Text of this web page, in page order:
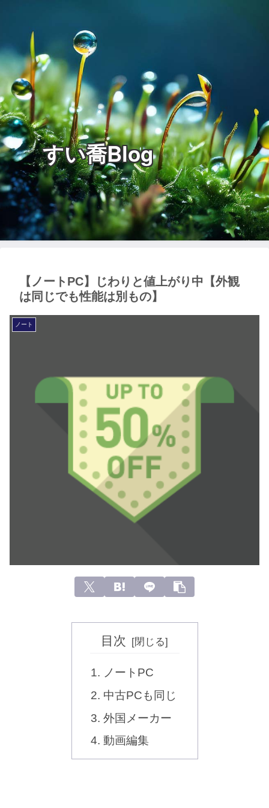
すい喬Blog
【ノートPC】じわりと値上がり中【外観
は同じでも性能は別もの】
ノート
目次
ノートPC
中古PCも同じ
外国メーカー
動画編集